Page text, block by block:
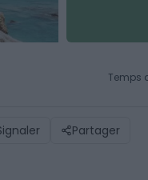
Temps
Partager